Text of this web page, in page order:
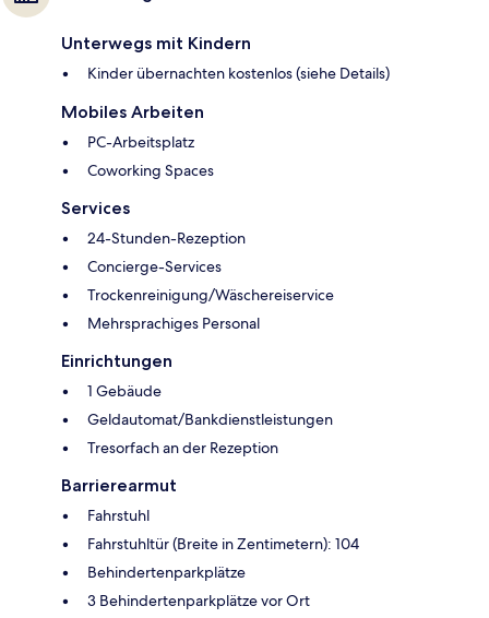
Unterwegs mit Kindern
Kinder übernachten kostenlos (siehe Details)
Mobiles Arbeiten
PC-Arbeitsplatz
Coworking Spaces
Services
24-Stunden-Rezeption
Concierge-Services
Trockenreinigung/Wäschereiservice
Mehrsprachiges Personal
Einrichtungen
1 Gebäude
Geldautomat/Bankdienstleistungen
Tresorfach an der Rezeption
Barrierearmut
Fahrstuhl
Fahrstuhltür (Breite in Zentimetern): 104
Behindertenparkplätze
3 Behindertenparkplätze vor Ort